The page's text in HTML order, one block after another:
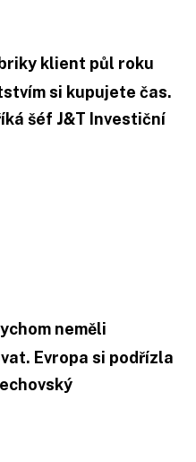
klient půl roku
si kupujete čas.
šéf J&T Investiční
neměli
Evropa si podřízla